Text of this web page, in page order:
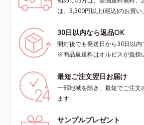
は、3,300円以上(税込)のお買
30日以内なら返品OK
開封後でも発送日から30日以
※商品返送料はオルビスが負担
最短ご注文翌日お届け
一部地域を除き、最短でご注文
ます
サンプルプレゼント